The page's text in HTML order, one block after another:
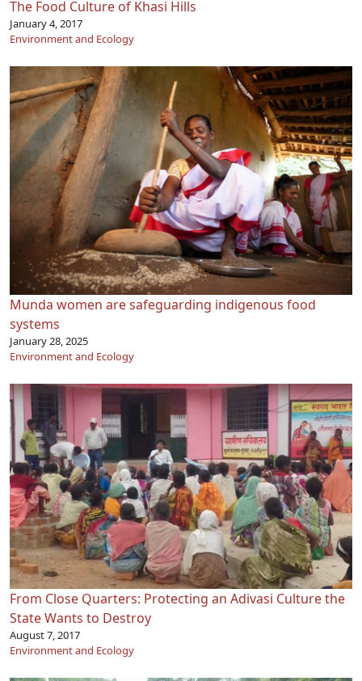
The Food Culture of Khasi Hills
January 4, 2017
Environment and Ecology
Munda women are safeguarding indigenous food
systems
January 28, 2025
Environment and Ecology
From Close Quarters: Protecting an Adivasi Culture the
State Wants to Destroy
August 7, 2017
Environment and Ecology